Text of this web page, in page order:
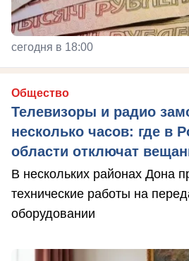
сегодня в 18:00
Общество
Телевизоры и радио
несколько часов: где в
области отключат
В нескольких районах Дона
технические работы на
оборудовании